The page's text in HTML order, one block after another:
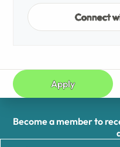
Connect
Apply
Become a member to